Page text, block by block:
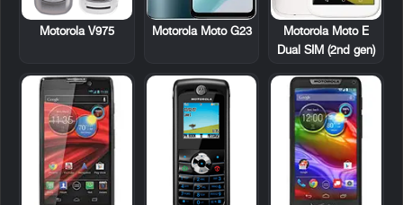
Motorola Moto E
Dual SIM (2nd gen)
Motorola Moto G23
Motorola V975